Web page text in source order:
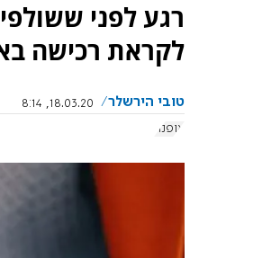
רגע לפני
לקראת רכישה
טובי הירשלר
18.03.20, 8:14
אופנה